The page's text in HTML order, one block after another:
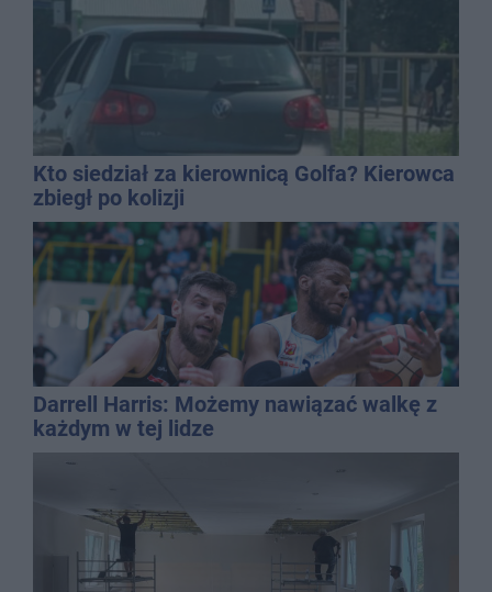
Kto siedział za kierownicą Golfa? Kierowca
zbiegł po kolizji
Darrell Harris: Możemy nawiązać walkę z
każdym w tej lidze